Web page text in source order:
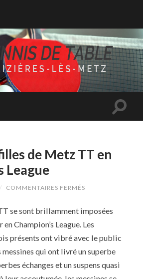
de Metz TT en
League
/ COMMENTAIRES FERMÉS
FILLES
DE
METZ
EN
LEAGUE
se sont brillamment imposées
Champion’s League. Les
présents ont vibré avec le public
qui ont livré un superbe
échanges et un suspens quasi